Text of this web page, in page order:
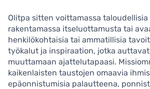
Olitpa sitten voittamassa taloudellisia
rakentamassa itseluottamusta tai
henkilökohtaisia tai ammatillisia
työkalut ja inspiraation, jotka
muuttamaan ajattelutapaasi.
kaikenlaisten taustojen omaavia
epäonnistumisia palautteena,